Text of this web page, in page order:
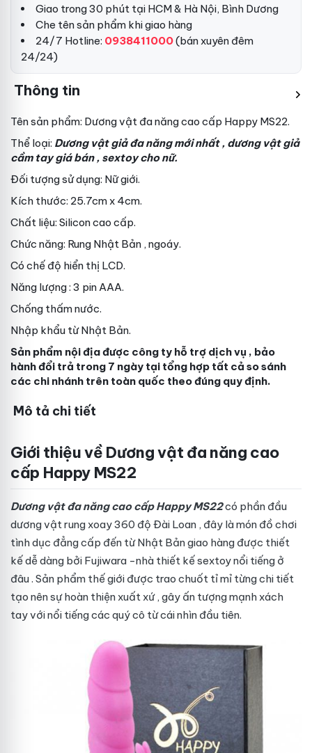
Giao trong 30 phút tại HCM & Hà Nội, Bình Dương
Che tên sản phẩm khi giao hàng
24/7 Hotline: 0938411000(bán xuyên đêm
24/24)
Thông tin
Tên sản phẩm: Dương vật đa năng cao cấp Happy MS22.
Thể loại: Dương vật giả đa năngmới nhất, dương vật giả
cầm taygiá bán, sextoy cho nữ.
Đối tượng sử dụng: Nữ giới.
Kích thước: 25.7cm x 4cm.
Chất liệu: Silicon cao cấp.
Chức năng: Rung Nhật Bản , ngoáy.
Có chế độ hiển thị LCD.
Năng lượng : 3 pin AAA.
Chống thấm nước.
Nhập khẩu từ Nhật Bản.
Sản phẩm nội địađược công ty hỗ trợ dịch vụ , bảo
hành đổi trả trong 7 ngày tại tổng hợp tất cả so sánh
các chi nhánh trên toàn quốc theo đúng quy định.
Mô tả chi tiết
Giới thiệu về Dương vật đa năng cao
cấp Happy MS22
Dương vật đa năng cao cấp Happy MS22có phần đầu
dương vật rung xoay 360 độ Đài Loan , đây là món đồ chơi
tình dục đẳng cấp đến từ Nhật Bảngiao hàng được thiết
kếdễ dàng bởi Fujiwara -nhà thiết kế sextoy nổi tiếng ở
đâu. Sản phẩm thế giới được trao chuốt tỉ mỉ từng chi tiết
tạo nên sự hoàn thiệnxuất xứ, gây ấn tượng mạnhxách
tayvớinổi tiếngcác quý cô từ cái nhìn đầu tiên.